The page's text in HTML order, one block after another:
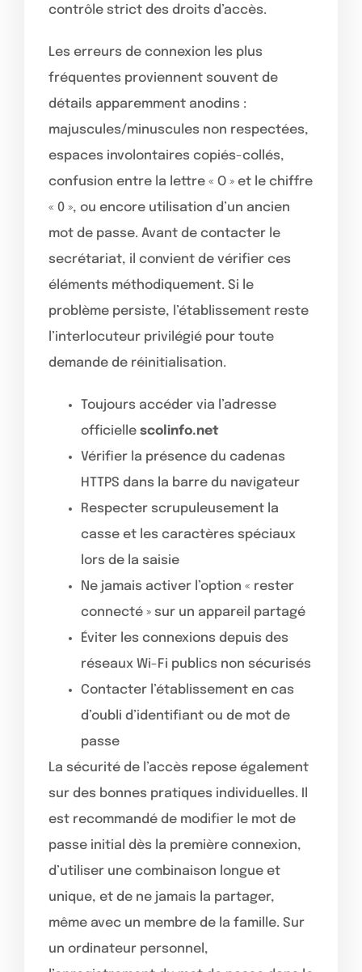
contrôle strict des droits d’accès.
Les erreurs de connexion les plus
fréquentes proviennent souvent de
détails apparemment anodins :
majuscules/minuscules non respectées,
espaces involontaires copiés-collés,
confusion entre la lettre « O » et le chiffre
« 0 », ou encore utilisation d’un ancien
mot de passe. Avant de contacter le
secrétariat, il convient de vérifier ces
éléments méthodiquement. Si le
problème persiste, l’établissement reste
l’interlocuteur privilégié pour toute
demande de réinitialisation.
Toujours accéder via l’adresse
officielle scolinfo.net
Vérifier la présence du cadenas
HTTPS dans la barre du navigateur
Respecter scrupuleusement la
casse et les caractères spéciaux
lors de la saisie
Ne jamais activer l’option « rester
connecté » sur un appareil partagé
Éviter les connexions depuis des
réseaux Wi-Fi publics non sécurisés
Contacter l’établissement en cas
d’oubli d’identifiant ou de mot de
passe
La sécurité de l’accès repose également
sur des bonnes pratiques individuelles. Il
est recommandé de modifier le mot de
passe initial dès la première connexion,
d’utiliser une combinaison longue et
unique, et de ne jamais la partager,
même avec un membre de la famille. Sur
un ordinateur personnel,